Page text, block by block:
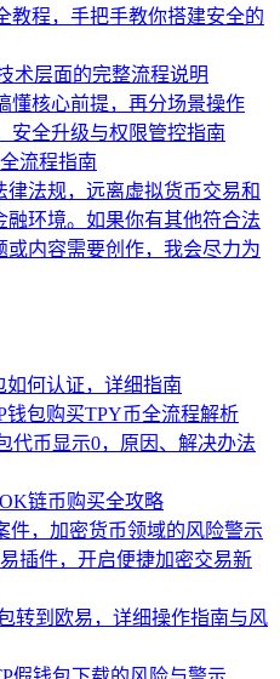
教程，手把手教你搭建安全的
术层面的完整流程说明
懂核心前提，再分场景操作
安全升级与权限管控指南
流程指南
法规，远离虚拟货币交易和
环境。如果你有其他符合法
内容需要创作，我会尽力为
如何认证，详细指南
钱包购买TPY币全流程解析
代币显示0，原因、解决办法
链币购买全攻略
件，加密货币领域的风险警示
插件，开启便捷加密交易新
转到欧易，详细操作指南与风